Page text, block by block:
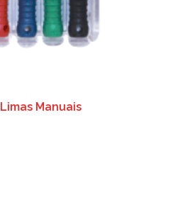
Limas Manuais